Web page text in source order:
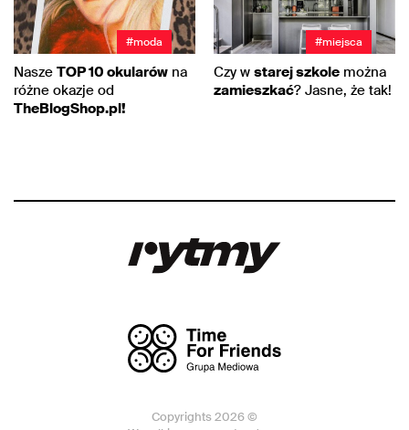
#moda
Nasze TOP 10 okularów na
różne okazje od
TheBlogShop.pl!
#miejsca
Czy w starej szkole można
zamieszkać? Jasne, że tak!
Copyrights 2026 ©